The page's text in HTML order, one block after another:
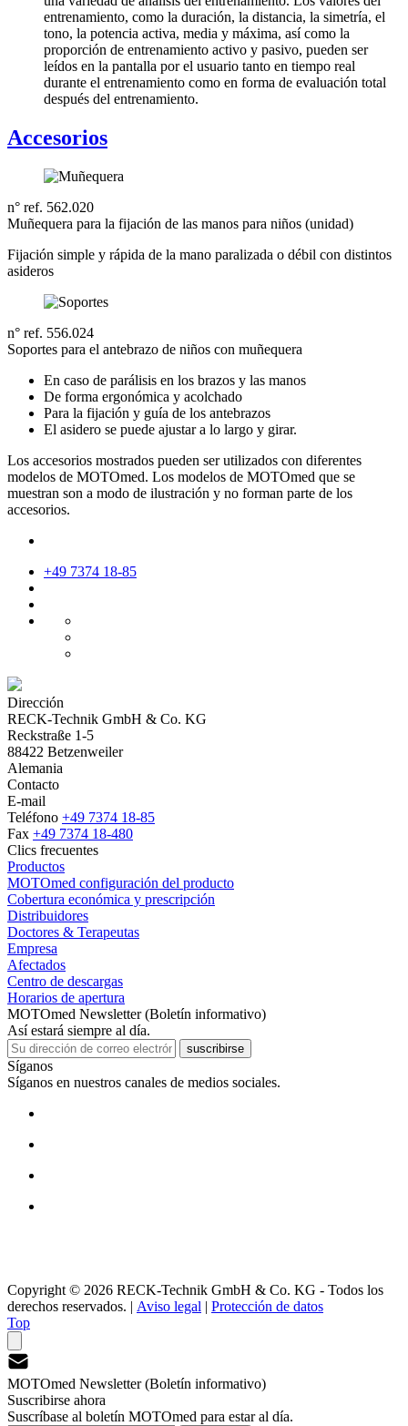
entrenamiento, como la duración, la distancia, la simetría, el
tono, la potencia activa, media y máxima, así como la
proporción de entrenamiento activo y pasivo, pueden ser
leídos en la pantalla por el usuario tanto en tiempo real
durante el entrenamiento como en forma de evaluación total
después del entrenamiento.
Accesorios
n° ref. 562.020
Muñequera para la fijación de las manos para niños (unidad)
Fijación simple y rápida de la mano paralizada o débil con distintos
asideros
n° ref. 556.024
Soportes para el antebrazo de niños con muñequera
En caso de parálisis en los brazos y las manos
De forma ergonómica y acolchado
Para la fijación y guía de los antebrazos
El asidero se puede ajustar a lo largo y girar.
Los accesorios mostrados pueden ser utilizados con diferentes
modelos de MOTOmed. Los modelos de MOTOmed que se
muestran son a modo de ilustración y no forman parte de los
accesorios.
+49 7374 18-85
Dirección
RECK-Technik GmbH & Co. KG
Reckstraße 1-5
88422 Betzenweiler
Alemania
Contacto
E-mail
Teléfono +49 7374 18-85
Fax +49 7374 18-480
Clics frecuentes
Productos
MOTOmed configuración del producto
Cobertura económica y prescripción
Distribuidores
Doctores & Terapeutas
Empresa
Afectados
Centro de descargas
Horarios de apertura
MOTOmed Newsletter (Boletín informativo)
Así estará siempre al día.
suscribirse
Síganos
Síganos en nuestros canales de medios sociales.
Copyright © 2026 RECK-Technik GmbH & Co. KG - Todos los
derechos reservados. | Aviso legal | Protección de datos
Top
MOTOmed Newsletter (Boletín informativo)
Suscribirse ahora
Suscríbase al boletín MOTOmed para estar al día.